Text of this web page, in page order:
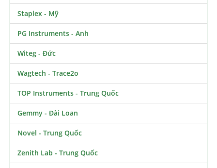
Staplex - Mỹ
PG Instruments - Anh
Witeg - Đức
Wagtech - Trace2o
TOP Instruments - Trung Quốc
Gemmy - Đài Loan
Novel - Trung Quốc
Zenith Lab - Trung Quốc